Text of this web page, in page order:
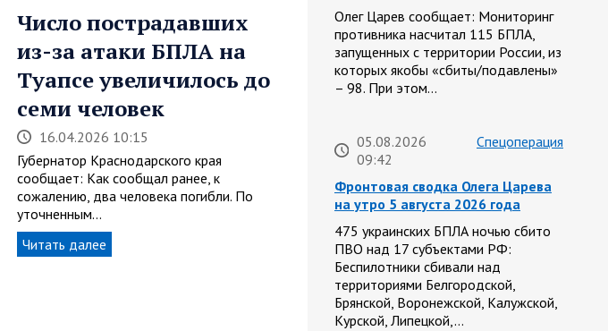
Число пострадавших
из-за атаки БПЛА на
Туапсе увеличилось до
семи человек
16.04.2026 10:15
Губернатор Краснодарского края
сообщает: Как сообщал ранее, к
сожалению, два человека погибли. По
уточненным…
Читать далее
Олег Царев сообщает: Мониторинг
противника насчитал 115 БПЛА,
запущенных с территории России, из
которых якобы «сбиты/подавлены»
– 98. При этом…
05.08.2026
09:42
Спецоперация
Фронтовая сводка Олега Царева
на утро 5 августа 2026 года
475 украинских БПЛА ночью сбито
ПВО над 17 субъектами РФ:
Беспилотники сбивали над
территориями Белгородской,
Брянской, Воронежской, Калужской,
Курской, Липецкой,…